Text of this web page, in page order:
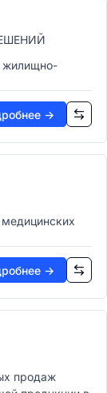
жилищно-
→
→
продаж